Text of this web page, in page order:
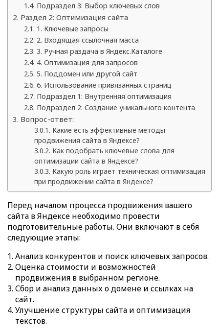
Подраздел 3: Выбор ключевых слов
Раздел 2: Оптимизация сайта
1. Ключевые запросы
2. Входящая ссылочная масса
3. Ручная раздача в Яндекс.Каталоге
4. Оптимизация для запросов
5. Поддомен или другой сайт
6. Использование привязанных страниц
Подраздел 1: Внутренняя оптимизация
Подраздел 2: Создание уникального контента
Вопрос-ответ:
Какие есть эффективные методы
продвижения сайта в Яндексе?
Как подобрать ключевые слова для
оптимизации сайта в Яндексе?
Какую роль играет техническая оптимизация
при продвижении сайта в Яндексе?
Перед началом процесса продвижения вашего
сайта в Яндексе необходимо провести
подготовительные работы. Они включают в себя
следующие этапы:
Анализ конкурентов и поиск ключевых запросов.
Оценка стоимости и возможностей
продвижения в выбранном регионе.
Сбор и анализ данных о домене и ссылках на
сайт.
Улучшение структуры сайта и оптимизация
текстов.